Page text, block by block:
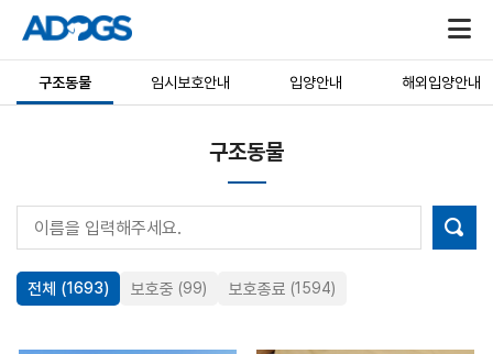
구조동물 임시보호안내 입양안내 해외입양안내
구조동물
전체 (1693) 보호중 (99) 보호종료 (1594)